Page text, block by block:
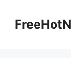
content